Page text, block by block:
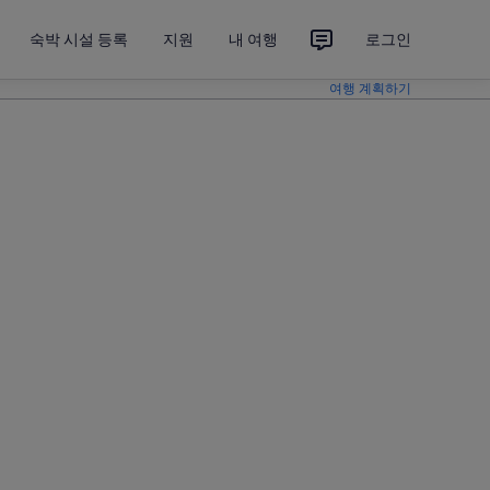
숙박 시설 등록 지원 내 여행 로그인
여행 계획하기